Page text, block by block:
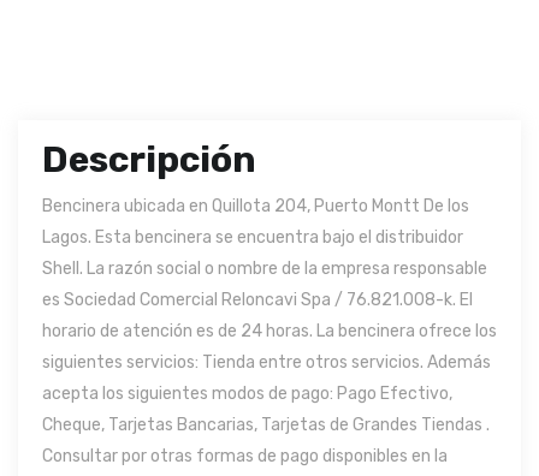
Descripción
Bencinera ubicada en Quillota 204, Puerto Montt De los
Lagos. Esta bencinera se encuentra bajo el distribuidor
Shell. La razón social o nombre de la empresa responsable
es Sociedad Comercial Reloncavi Spa / 76.821.008-k. El
horario de atención es de 24 horas. La bencinera ofrece los
siguientes servicios: Tienda entre otros servicios. Además
acepta los siguientes modos de pago: Pago Efectivo,
Cheque, Tarjetas Bancarias, Tarjetas de Grandes Tiendas .
Consultar por otras formas de pago disponibles en la